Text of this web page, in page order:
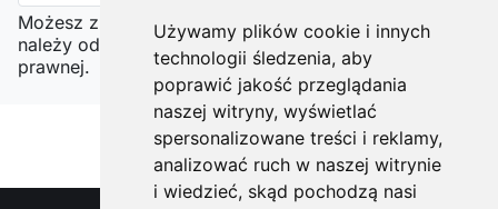
Używamy plików cookie i innych
technologii śledzenia, aby
poprawić jakość przeglądania
naszej witryny, wyświetlać
spersonalizowane treści i reklamy,
analizować ruch w naszej witrynie
i wiedzieć, skąd pochodzą nasi
Możesz zrezygnować w każdej chwili. W tym celu
należy odnaleźć szczegóły w naszej informacji
prawnej.